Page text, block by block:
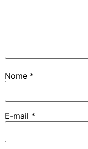
Nome *
E-mail *